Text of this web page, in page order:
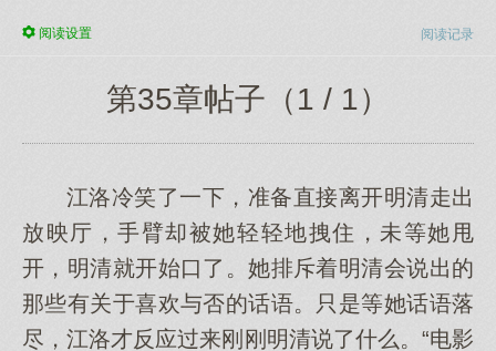
阅读记录
阅读设置
第35章帖子（1 / 1）
江洛冷笑了一下，准备直接离开明清走出
放映厅，手臂却被她轻轻地拽住，未等她甩
开，明清就开始口了。她排斥着明清会说出的
那些有关于喜欢与否的话语。只是等她话语落
尽，江洛才反应过来刚刚明清说了什么。“电影